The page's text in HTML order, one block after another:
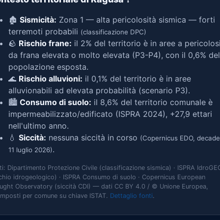
🏚️ Sismicità: Zona 1 — alta pericolosità sismica — forti
terremoti probabili (classificazione DPC)
🪨 Rischio frane: il 2% del territorio è in aree a
da frana elevata o molto elevata (P3-P4), con il 0,6%
popolazione esposta.
🌊 Rischio alluvioni: il 0,1% del territorio è in aree
alluvionabili ad elevata probabilità (scenario P3).
🏙️ Consumo di suolo: il 8,6% del territorio comunale è
impermeabilizzato/edificato (ISPRA 2024), +27,9 ettari
nell'ultimo anno.
💧 Siccità: nessuna siccità in corso (Copernicus EDO,
11 luglio 2026).
Dipartimento Protezione Civile (classificazione sismica) · ISPRA
idrogeologico) · ISPRA Consumo di suolo · Copernicus European
Observatory (siccità CDI) — dati CC BY 4.0 / © Unione Europea,
per comune su chiave ISTAT. Dettaglio fonti.